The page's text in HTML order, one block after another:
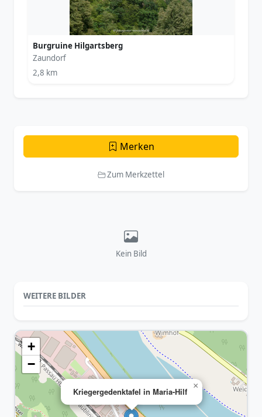
Burgruine Hilgartsberg
Zaundorf
2,8 km
Merken
Zum Merkzettel
Kein Bild
WEITERE BILDER
Kriegergedenktafel in Maria-Hilf
×
+
−